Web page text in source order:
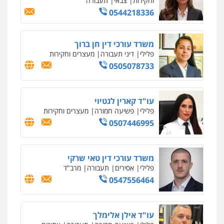
סלימאן אבו שעירה – משרד עורכי דין
פלילי בטחוני צבאי נזיקין
0547780927
עו"ד אסף גונן
פלילי פשע חמור
וחקירות
0542255161
גל דהן – משרד עורך דין פלילי
וחקירות
0544723840
עו"ד ראוף נג'אר
פלילי עורכי דין לענייני אסירים
סמים רכוש